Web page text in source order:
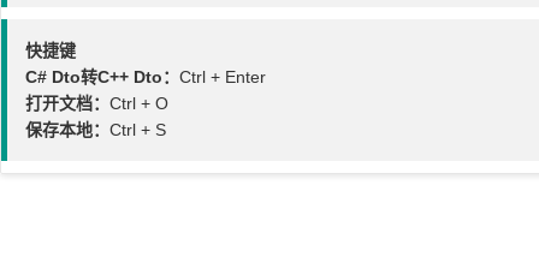
快捷键
C# Dto转C++ Dto： Ctrl + Enter
打开文档： Ctrl + O
保存本地： Ctrl + S